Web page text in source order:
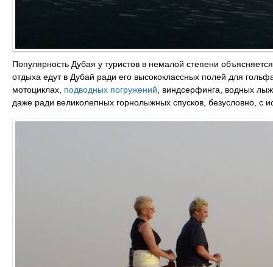
Популярность Дубая у туристов в немалой степени
отдыха едут в Дубай ради его высококлассных полей для
мотоциклах, подводных погружений , виндсерфинга, водных
даже ради великолепных горнолыжных спусков, безусловно, с